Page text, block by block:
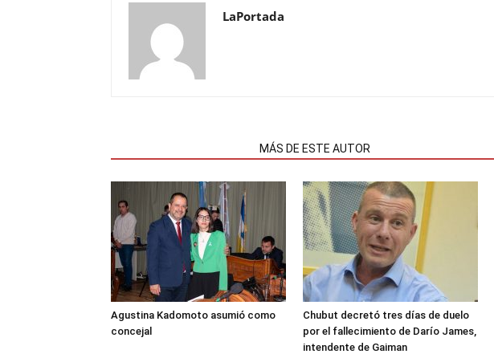
LaPortada
MÁS DE ESTE AUTOR
Agustina Kadomoto asumió como
concejal
Chubut decretó tres días de duelo
por el fallecimiento de Darío James,
intendente de Gaiman